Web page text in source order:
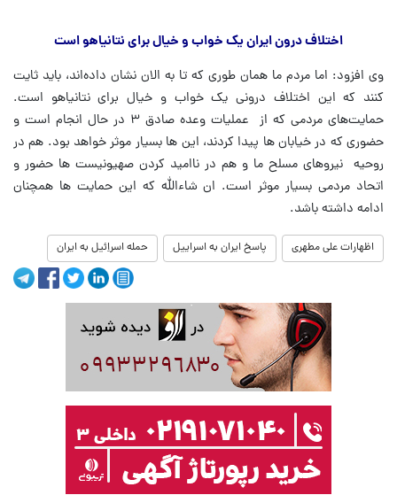
اختلاف درون ایران یک خواب و خیال برای نتانیاهو است
وی افزود: اما مردم ما همان طوری که تا به الان نشان داده‌اند، باید ثایت
کنند که این اختلاف درونی یک خواب و خیال برای نتانیاهو است.
حمایت‌های مردمی که از عملیات وعده صادق ۳ در حال انجام است و
حضوری که در خیابان ها پیدا کردند، این ها بسیار موثر خواهد بود. هم در
روحیه نیروهای مسلح ما و هم در ناامید کردن صهیونیست ها حضور و
اتحاد مردمی بسیار موثر است. ان شاءالله که این حمایت ها همچنان
ادامه داشته باشد.
اظهارات علی مطهری پاسخ ایران به اسراییل حمله اسراِئیل به ایران